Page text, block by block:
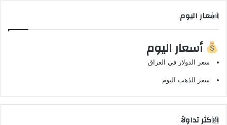
اسعار اليوم
أسعار اليوم
سعر الدولار في العراق
سعر الذهب اليوم
الاكثر تداولاً